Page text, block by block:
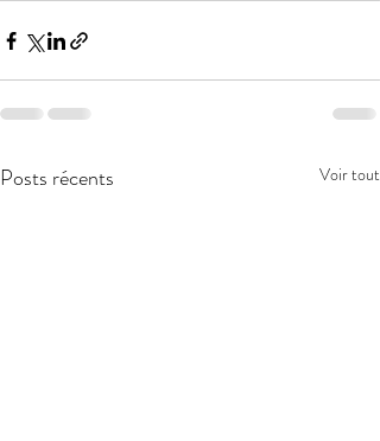
Posts récents Voir tout